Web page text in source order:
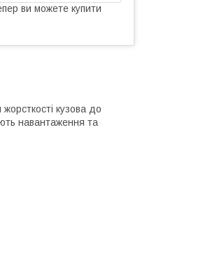
ви можете купити
кузова до
навантаження та